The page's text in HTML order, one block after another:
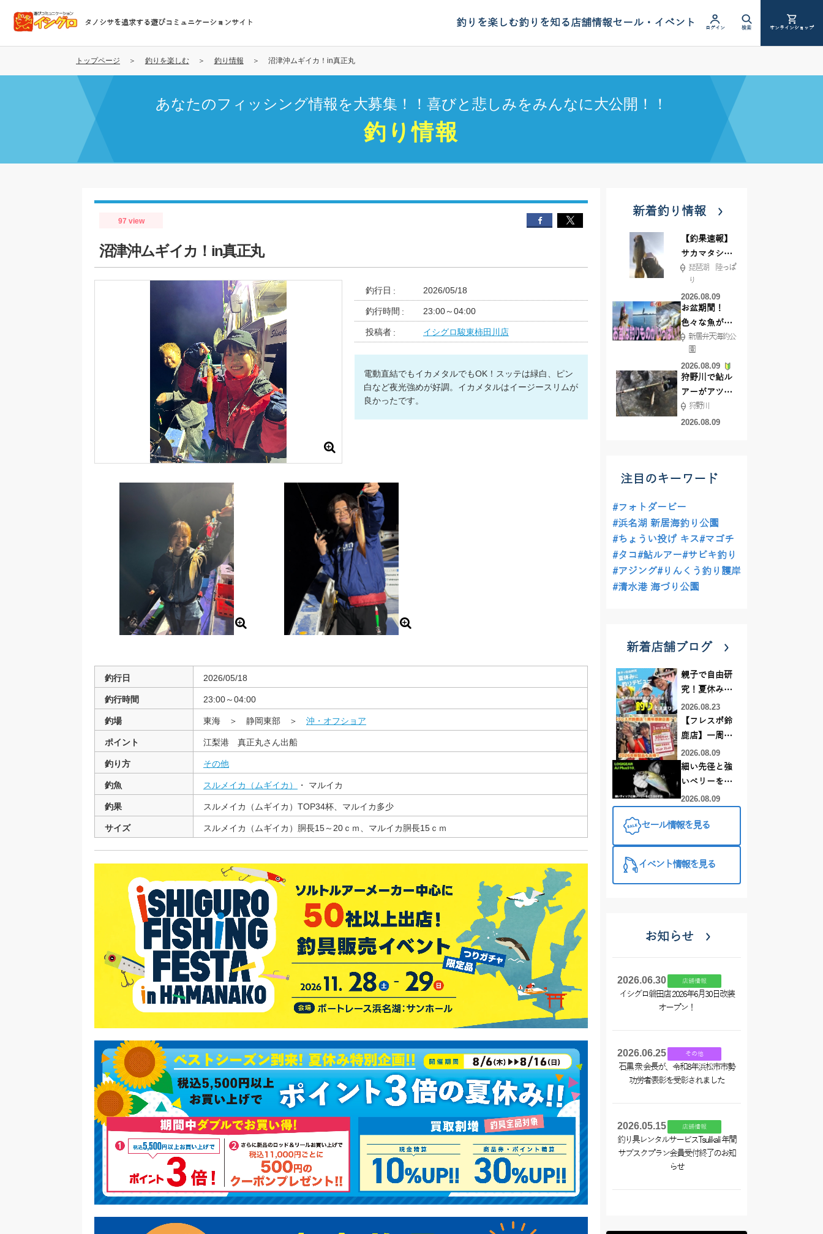
コ
テ
タノシサを追求する遊びコミュニケーションサイト 釣りを楽しむ釣りを知る店舗情報セール・イベント ログイン 検索 オンラインショップ
トップページ 釣りを楽しむ 釣り情報 沼津沖ムギイカ！in真正丸
あなたのフィッシング情報を大募集！！喜びと悲しみをみんなに大公開！！
釣り情報
97 view
沼津沖ムギイカ！in真正丸
釣行日 2026/05/18
釣行時間 23:00～04:00
投稿者 イシグロ駿東柿田川店
電動直結でもイカメタルでもOK！スッテは緑白、ピン
白など夜光強めが好調。イカメタルはイージースリムが
良かったです。
釣行日 2026/05/18
釣行時間 23:00～04:00
釣場 東海 ＞ 静岡東部 ＞ 沖・オフショア
ポイント 江梨港 真正丸さん出船
釣り方 その他
釣魚 スルメイカ（ムギイカ） ・ マルイカ
釣果 スルメイカ（ムギイカ）TOP34杯、マルイカ多少
サイズ スルメイカ（ムギイカ）胴長15～20ｃｍ、マルイカ胴長15ｃｍ
新着釣り情報
【釣果速報】
サカマタシャ
ッド6インチ
で50ジャスト
ゲット!!
琵琶湖 陸っぱ
り
2026.08.09
お盆期間！
色々な魚が沢
山釣れてます
よ！
新居弁天海釣公
園
2026.08.09
狩野川で鮎ル
アーがアツ
い！！
狩野川
2026.08.09
注目のキーワード
#フォトダービー
#浜名湖 新居海釣り公園
#ちょうい投げ キス#マゴチ
#タコ#鮎ルアー#サビキ釣り
#アジング#りんくう釣り護岸
#清水港 海づり公園
新着店舗ブログ
親子で自由研
究！夏休みに
釣りデビュー
2026.08.23
【フレスポ鈴
鹿店】一周年
記念セール開
催中！新製品
ルアーロッド
もお買い
得！！！
2026.08.09
細い先径と強
いベリーをど
う活かすか |
プラス510の
2026.08.09
セール情報を見る
イベント情報を見る
お知らせ
2026.06.30 店舗情報
イシグロ磐田店 2026年6月30日改装
オープン！
2026.06.25 その他
石黒 衆 会長が、令和8年浜松市市勢
功労者表彰を受彰されました
2026.05.15 店舗情報
釣り具レンタルサービスTsulikali 年間
サブスクプラン会員受付終了のお知
らせ